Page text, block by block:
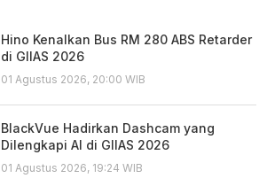
Hino Kenalkan Bus RM 280 ABS Retarder
di GIIAS 2026
01 Agustus 2026, 20:00 WIB
BlackVue Hadirkan Dashcam yang
Dilengkapi AI di GIIAS 2026
01 Agustus 2026, 19:24 WIB